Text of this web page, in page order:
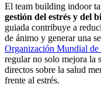
El team building indoor
gestión del estrés y del
guiada contribuye a
de ánimo y generar una
Organización Mundial de
regular no solo mejora la
directos sobre la salud
frente al estrés.